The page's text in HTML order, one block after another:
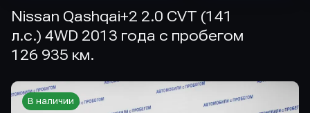
Nissan Qashqai+2 2.0 CVT (141
л.с.) 4WD 2013 года с пробегом
126 935 км.
В наличии